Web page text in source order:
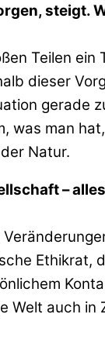
steigt.
Teilen
dieser
man
Natur.
–
Ethikrat,
auch